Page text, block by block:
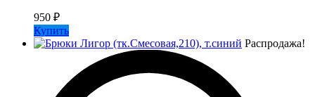
950 ₽
Купить
Распродажа!